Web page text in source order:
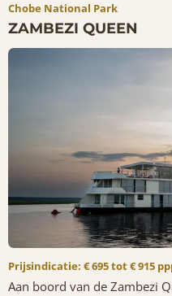
Chobe National Park
ZAMBEZI QUEEN
Prijsindicatie: € 695 tot € 915
Aan boord van de Zambezi